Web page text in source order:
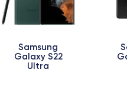
Samsung
Galaxy S22
Ultra